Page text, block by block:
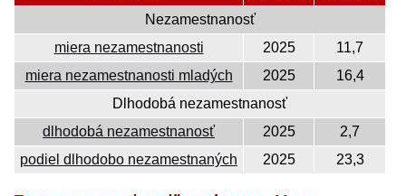
Nezamestnanosť
miera nezamestnanosti
2025
11,7
miera nezamestnanosti mladých
2025
16,4
Dlhodobá nezamestnanosť
dlhodobá nezamestnanosť
2025
2,7
podiel dlhodobo nezamestnaných
2025 23,3